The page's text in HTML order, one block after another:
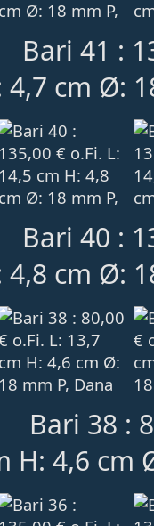
Bari 41 :
4,7 cm Ø:
Bari 40 :
4,8 cm Ø:
Bari 38 :
H: 4,6 cm